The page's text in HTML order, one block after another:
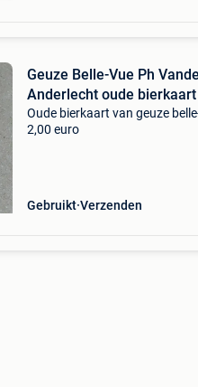
Geuze Belle-Vue Ph
Anderlecht oude bierkaart
Oude bierkaart van geuze
2,00 euro
Gebruikt Verzenden